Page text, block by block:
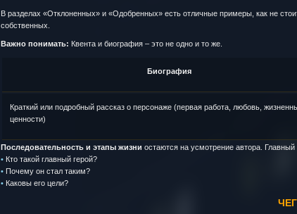
В разделах «Отклоненных» и «Одобренных» есть отличные примеры, как не
собственных.
Важно понимать: Квента и биография – это не одно и то же.
Биография
Краткий или подробный рассказ о персонаже (первая работа, любовь,
ценности)
Последовательность и этапы жизни остаются на усмотрение автора.
• Кто такой главный герой?
• Почему он стал таким?
• Каковы его цели?